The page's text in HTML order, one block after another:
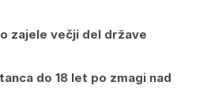
zajele večji del države
do 18 let po zmagi nad